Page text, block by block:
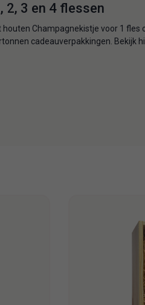
2, 3 en 4 flessen
Champagnekistje voor 1 fles
cadeauverpakkingen. Bekijk